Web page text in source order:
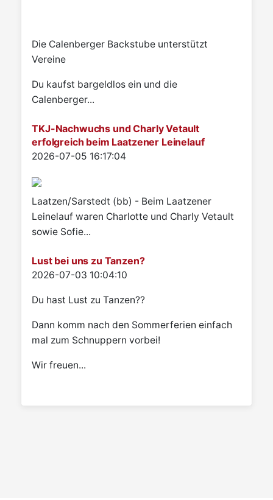
Die Calenberger Backstube unterstützt
Vereine
Du kaufst bargeldlos ein und die
Calenberger...
TKJ-Nachwuchs und Charly Vetault
erfolgreich beim Laatzener Leinelauf
Details
2026-07-05 16:17:04
Laatzen/Sarstedt (bb) - Beim Laatzener
Leinelauf waren Charlotte und Charly Vetault
sowie Sofie...
Lust bei uns zu Tanzen?
Details
2026-07-03 10:04:10
Du hast Lust zu Tanzen??
Dann komm nach den Sommerferien einfach
mal zum Schnuppern vorbei!
Wir freuen...